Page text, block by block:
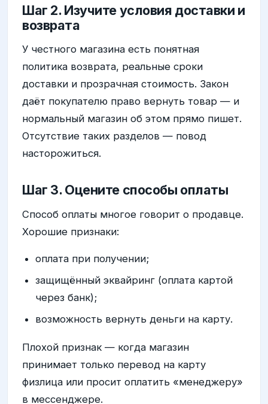
Шаг 2. Изучите условия доставки и
возврата
У честного магазина есть понятная
политика возврата, реальные сроки
доставки и прозрачная стоимость. Закон
даёт покупателю право вернуть товар — и
нормальный магазин об этом прямо пишет.
Отсутствие таких разделов — повод
насторожиться.
Шаг 3. Оцените способы оплаты
Способ оплаты многое говорит о продавце.
Хорошие признаки:
оплата при получении;
защищённый эквайринг (оплата картой
через банк);
возможность вернуть деньги на карту.
Плохой признак — когда магазин
принимает только перевод на карту
физлица или просит оплатить «менеджеру»
в мессенджере.